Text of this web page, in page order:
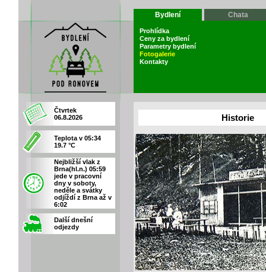
Bydlení Chata
Prohlídka
Ceny za bydlení
Parametry bydlení
Fotogalerie
Kontakty
Čtvrtek
06.8.2026
Teplota v 05:34
19.7 °C
Nejbližší vlak z
Brna(hl.n.) 05:59
jede v pracovní
dny v soboty,
neděle a svátky
odjíždí z Brna až v
6:02
Další dnešní
odjezdy
Historie